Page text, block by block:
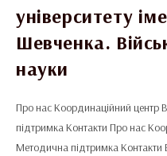
університету
Шевченка.
науки
Про нас Координаційний
підтримка Контакти Про нас
Методична підтримка Контакти